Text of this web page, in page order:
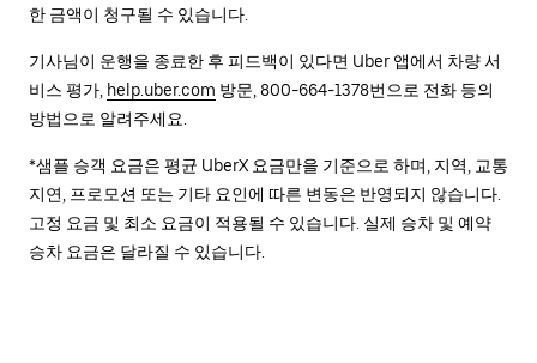
한 금액이 청구될 수 있습니다.
기사님이 운행을 종료한 후 피드백이 있다면 Uber 앱에서 차량 서
비스 평가, help.uber.com 방문, 800-664-1378번으로 전화 등의
방법으로 알려주세요.
*샘플 승객 요금은 평균 UberX 요금만을 기준으로 하며, 지역, 교통
지연, 프로모션 또는 기타 요인에 따른 변동은 반영되지 않습니다.
고정 요금 및 최소 요금이 적용될 수 있습니다. 실제 승차 및 예약
승차 요금은 달라질 수 있습니다.